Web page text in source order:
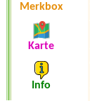
Merkbox
Karte
Info